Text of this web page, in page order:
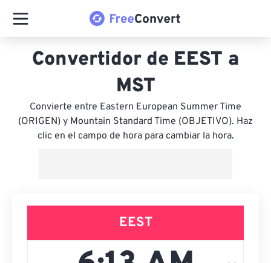
Convertidor de EEST a
MST
Convierte entre Eastern European Summer Time
(ORIGEN) y Mountain Standard Time (OBJETIVO). Haz
clic en el campo de hora para cambiar la hora.
EEST